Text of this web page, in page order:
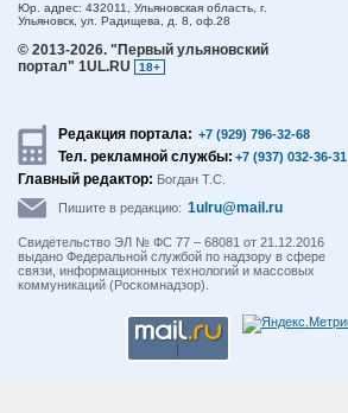
Юр. адрес: 432011, Ульяновская область, г.
Ульяновск, ул. Радищева, д. 8, оф.28
© 2013-2026. "Первый ульяновский
портал" 1UL.RU
18+
Редакция портала: +7 (929) 796-32-68
Тел. рекламной службы: +7 (937) 032-36-31
Главный редактор: Богдан Т.С.
Пишите в редакцию: 1ulru@mail.ru
Свидетельство ЭЛ № ФС 77 – 68081 от 21.12.2016
выдано Федеральной службой по надзору в сфере
связи, информационных технологий и массовых
коммуникаций (Роскомнадзор).